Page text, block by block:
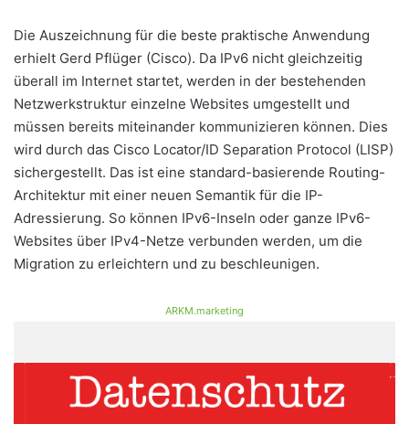
Die Auszeichnung für die beste praktische Anwendung
erhielt Gerd Pflüger (Cisco). Da IPv6 nicht gleichzeitig
überall im Internet startet, werden in der bestehenden
Netzwerkstruktur einzelne Websites umgestellt und
müssen bereits miteinander kommunizieren können. Dies
wird durch das Cisco Locator/ID Separation Protocol (LISP)
sichergestellt. Das ist eine standard-basierende Routing-
Architektur mit einer neuen Semantik für die IP-
Adressierung. So können IPv6-Inseln oder ganze IPv6-
Websites über IPv4-Netze verbunden werden, um die
Migration zu erleichtern und zu beschleunigen.
ARKM.marketing